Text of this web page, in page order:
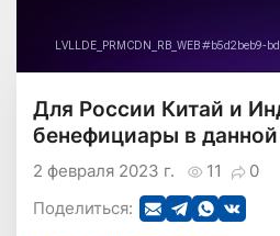
Для России Китай и
бенефициары в
11 0
2 февраля 2023 г.
Поделиться: